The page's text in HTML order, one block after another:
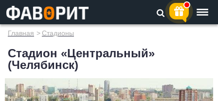
Главная > Стадионы
Стадион «Центральный»
(Челябинск)